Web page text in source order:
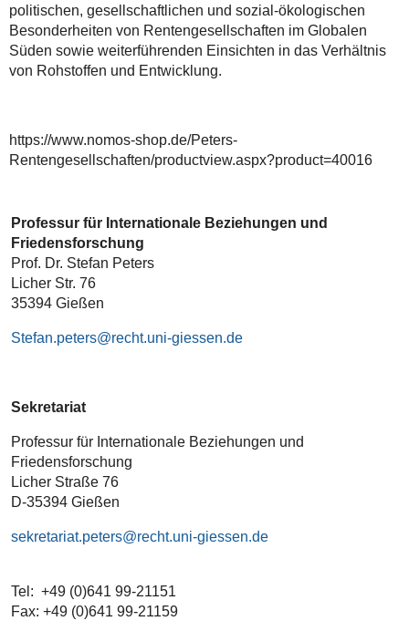
politischen, gesellschaftlichen und sozial-ökologischen
Besonderheiten von Rentengesellschaften im Globalen
Süden sowie weiterführenden Einsichten in das Verhältnis
von Rohstoffen und Entwicklung.
https://www.nomos-shop.de/Peters-
Rentengesellschaften/productview.aspx?product=40016
Professur für Internationale Beziehungen und
Friedensforschung
Prof. Dr. Stefan Peters
Licher Str. 76
35394 Gießen
Stefan.peters
Sekretariat
Professur für Internationale Beziehungen und
Friedensforschung
Licher Straße 76
D-35394 Gießen
sekretariat.peters
Tel: +49 (0)641 99-21151
Fax: +49 (0)641 99-21159